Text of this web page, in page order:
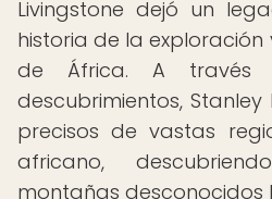
Livingstone dejó un
historia de la exploración
de África. A
descubrimientos,
precisos de vastas
africano,
montañas desconocidos